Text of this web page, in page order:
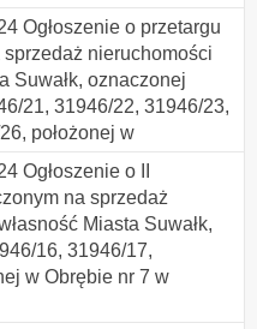
Ogłoszenie o przetargu
nieruchomości
Suwałk, oznaczonej
21, 31946/22, 31946/23,
położonej w
Ogłoszenie o II
na sprzedaż
Miasta Suwałk,
16, 31946/17,
w Obrębie nr 7 w